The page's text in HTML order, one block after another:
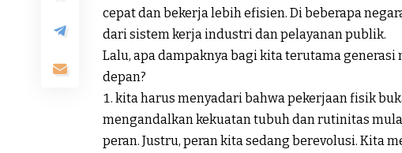
cepat dan bekerja lebih efisien. Di beberapa
dari sistem kerja industri dan pelayanan publik.
Lalu, apa dampaknya bagi kita terutama
depan?
kita harus menyadari bahwa pekerjaan fisik
mengandalkan kekuatan tubuh dan rutinitas
peran. Justru, peran kita sedang berevolusi. Kita